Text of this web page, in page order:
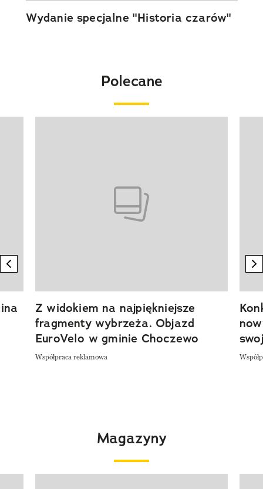
Wydanie specjalne "Historia czarów"
Polecane
previous element
Z widokiem na najpiękniejsze
fragmenty wybrzeża. Objazd
EuroVelo w gminie Choczewo
Współpraca reklamowa
Magazyny